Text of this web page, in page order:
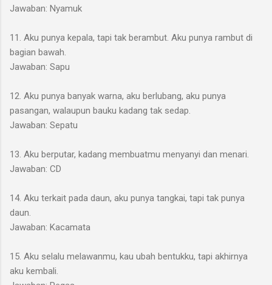
Jawaban: Nyamuk
11. Aku punya kepala, tapi tak berambut. Aku punya rambut di
bagian bawah.
Jawaban: Sapu
12. Aku punya banyak warna, aku berlubang, aku punya
pasangan, walaupun bauku kadang tak sedap.
Jawaban: Sepatu
13. Aku berputar, kadang membuatmu menyanyi dan menari.
Jawaban: CD
14. Aku terkait pada daun, aku punya tangkai, tapi tak punya
daun.
Jawaban: Kacamata
15. Aku selalu melawanmu, kau ubah bentukku, tapi akhirnya
aku kembali.